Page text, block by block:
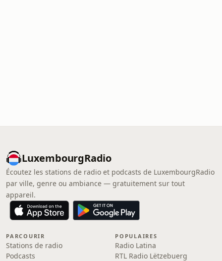
LuxembourgRadio
Écoutez les stations de radio et podcasts de LuxembourgRadio
par ville, genre ou ambiance — gratuitement sur tout
appareil.
PARCOURIR
Stations de radio
Podcasts
POPULAIRES
Radio Latina
RTL Radio Lëtzebuerg